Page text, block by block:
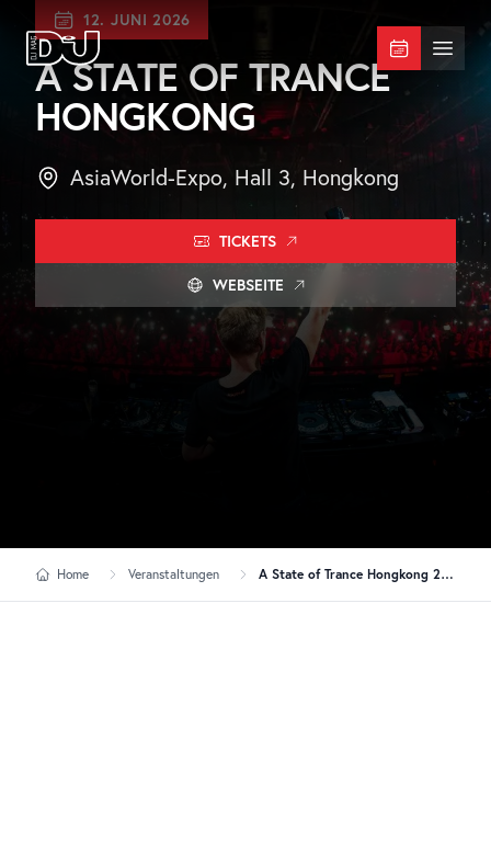
Zum Hauptinhalt springen
DJ Mag Germany Menü
12. JUNI 2026
A STATE OF TRANCE
HONGKONG
AsiaWorld-Expo, Hall 3, Hongkong
TICKETS
WEBSEITE
Home Veranstaltungen A State of Trance Hongkong 2026